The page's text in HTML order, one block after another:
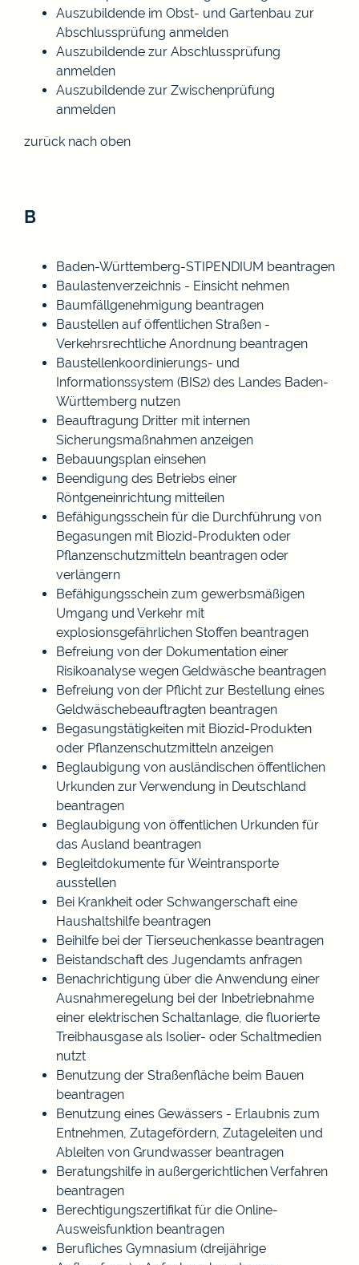
Auszubildende im Obst- und Gartenbau zur
Abschlussprüfung anmelden
Auszubildende zur Abschlussprüfung
anmelden
Auszubildende zur Zwischenprüfung
anmelden
zurück nach oben
B
Baden-Württemberg-STIPENDIUM beantragen
Baulastenverzeichnis - Einsicht nehmen
Baumfällgenehmigung beantragen
Baustellen auf öffentlichen Straßen -
Verkehrsrechtliche Anordnung beantragen
Baustellenkoordinierungs- und
Informationssystem (BIS2) des Landes Baden-
Württemberg nutzen
Beauftragung Dritter mit internen
Sicherungsmaßnahmen anzeigen
Bebauungsplan einsehen
Beendigung des Betriebs einer
Röntgeneinrichtung mitteilen
Befähigungsschein für die Durchführung von
Begasungen mit Biozid-Produkten oder
Pflanzenschutzmitteln beantragen oder
verlängern
Befähigungsschein zum gewerbsmäßigen
Umgang und Verkehr mit
explosionsgefährlichen Stoffen beantragen
Befreiung von der Dokumentation einer
Risikoanalyse wegen Geldwäsche beantragen
Befreiung von der Pflicht zur Bestellung eines
Geldwäschebeauftragten beantragen
Begasungstätigkeiten mit Biozid-Produkten
oder Pflanzenschutzmitteln anzeigen
Beglaubigung von ausländischen öffentlichen
Urkunden zur Verwendung in Deutschland
beantragen
Beglaubigung von öffentlichen Urkunden für
das Ausland beantragen
Begleitdokumente für Weintransporte
ausstellen
Bei Krankheit oder Schwangerschaft eine
Haushaltshilfe beantragen
Beihilfe bei der Tierseuchenkasse beantragen
Beistandschaft des Jugendamts anfragen
Benachrichtigung über die Anwendung einer
Ausnahmeregelung bei der Inbetriebnahme
einer elektrischen Schaltanlage, die fluorierte
Treibhausgase als Isolier- oder Schaltmedien
nutzt
Benutzung der Straßenfläche beim Bauen
beantragen
Benutzung eines Gewässers - Erlaubnis zum
Entnehmen, Zutagefördern, Zutageleiten und
Ableiten von Grundwasser beantragen
Beratungshilfe in außergerichtlichen Verfahren
beantragen
Berechtigungszertifikat für die Online-
Ausweisfunktion beantragen
Berufliches Gymnasium (dreijährige